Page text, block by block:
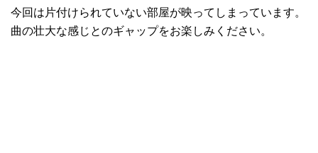
今回は片付けられていない部屋が映ってしまっています。
曲の壮大な感じとのギャップをお楽しみください。